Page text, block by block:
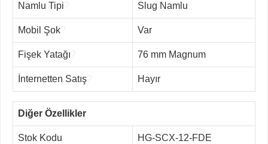
Namlu Tipi Slug Namlu
Mobil Şok Var
Fişek Yatağı 76 mm Magnum
İnternetten Satış Hayır
Diğer Özellikler
Stok Kodu HG-SCX-12-FDE